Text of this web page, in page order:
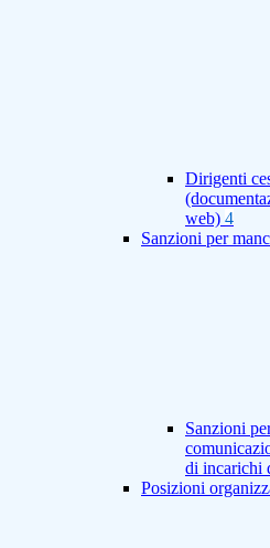
Dirigenti
web) 4
Sanzioni per
Sanzioni
di incarichi
Posizioni